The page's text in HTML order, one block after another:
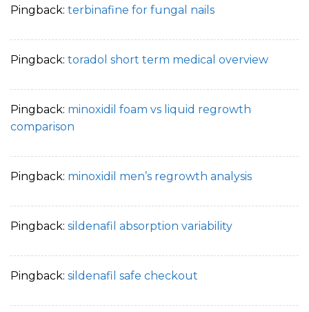
Pingback: terbinafine for fungal nails
Pingback: toradol short term medical overview
Pingback: minoxidil foam vs liquid regrowth
comparison
Pingback: minoxidil men’s regrowth analysis
Pingback: sildenafil absorption variability
Pingback: sildenafil safe checkout